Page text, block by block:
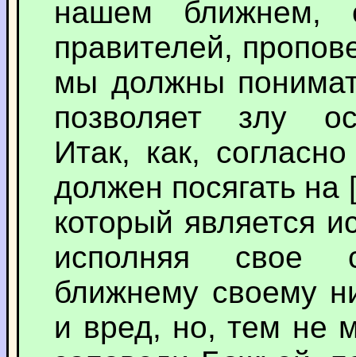
нашем ближнем,
правителей,
мы должны
позволяет злу
Итак, как,
должен посягать
который является
исполняя свое
ближнему своему
и вред, но, тем не